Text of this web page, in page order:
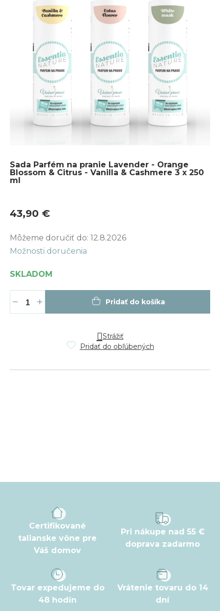
Sada Parfém na pranie Lavender - Orange
Blossom & Citrus - Vanilla & Cashmere 3 x 250
ml
43,90 €
cena:
SKLADOM
Môžeme doručiť do: 12.8.2026
Možnosti doručenia
Pridať do košíka
Strážiť
Pridať do obľúbených
á
Certifikované
talianske vône pre
Váš domov
Pri nákupe nad 55 €
doprava zadarmo
Tovar expedujeme do
48 hodín
Vrátenie tovaru do 14
dní